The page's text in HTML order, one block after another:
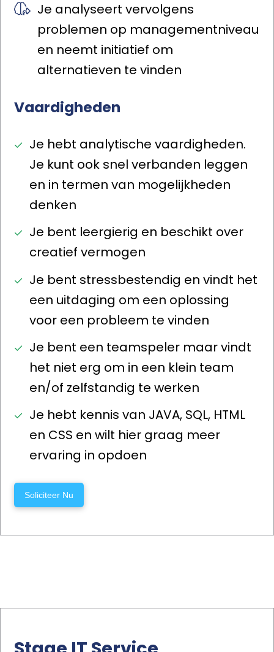
Je analyseert vervolgens
problemen op managementniveau
en neemt initiatief om
alternatieven te vinden
Vaardigheden
Je hebt analytische vaardigheden.
Je kunt ook snel verbanden leggen
en in termen van mogelijkheden
denken
Je bent leergierig en beschikt over
creatief vermogen
Je bent stressbestendig en vindt het
een uitdaging om een oplossing
voor een probleem te vinden
Je bent een teamspeler maar vindt
het niet erg om in een klein team
en/of zelfstandig te werken
Je hebt kennis van JAVA, SQL, HTML
en CSS en wilt hier graag meer
ervaring in opdoen
Soliciteer Nu